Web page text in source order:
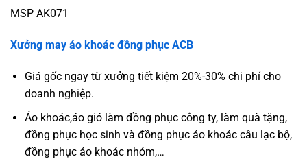
MSP AK071
Xưởng may áo khoác đồng phục ACB
Giá gốc ngay từ xưởng tiết kiệm 20%-30% chi phí cho
doanh nghiệp.
Áo khoác,áo gió làm đồng phục công ty, làm quà tặng,
đồng phục học sinh và đồng phục áo khoác câu lạc bộ,
đồng phục áo khoác nhóm,…